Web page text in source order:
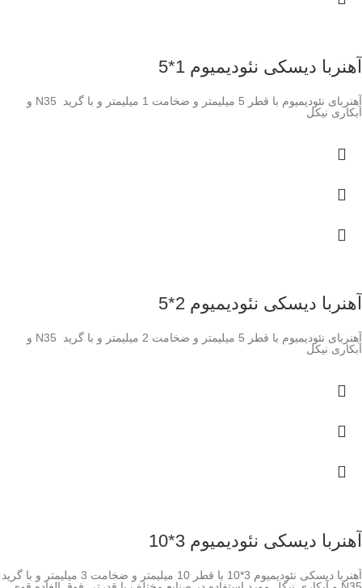
آهنربا دیسکی نئودیمیوم 1*5
آهنربای نئودیمیوم با قطر 5 میلیمتر و ضخامت 1 میلیمتر و با گرید N35 و
آبکاری نیکل
آهنربا دیسکی نئودیمیوم 2*5
آهنربای نئودیمیوم با قطر 5 میلیمتر و ضخامت 2 میلیمتر و با گرید N35 و
آبکاری نیکل
آهنربا دیسکی نئودیمیوم 3*10
آهنربا دیسکی نئودیمیوم 3*10 با قطر 10 میلیمتر و ضخامت 3 میلیمتر و با گرید